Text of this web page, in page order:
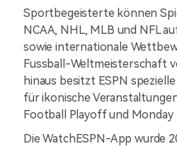
Sportbegeisterte können
NCAA, NHL, MLB und NFL
sowie internationale
Fussball-Weltmeisterschaft
hinaus besitzt ESPN
für ikonische
Football Playoff und Monday
Die WatchESPN-App wurde